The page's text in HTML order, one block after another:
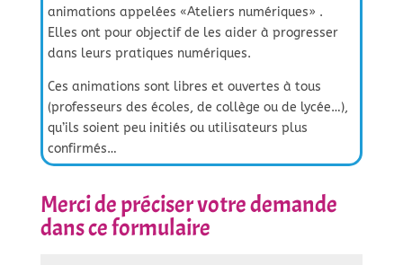
animations appelées «Ateliers numériques» .
Elles ont pour objectif de les aider à progresser
dans leurs pratiques numériques.
Ces animations sont libres et ouvertes à tous
(professeurs des écoles, de collège ou de lycée…),
qu’ils soient peu initiés ou utilisateurs plus
confirmés…
Merci de préciser votre demande
dans ce formulaire